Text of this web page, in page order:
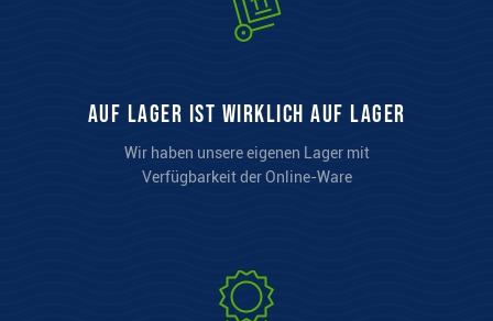
auf Lager ist wirklich auf Lager
Wir haben unsere eigenen Lager mit
Verfügbarkeit der Online-Ware